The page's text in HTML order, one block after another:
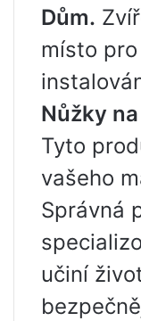
Dům.
místo
Nůžky
Tyto
vašeho
Správná
učiní